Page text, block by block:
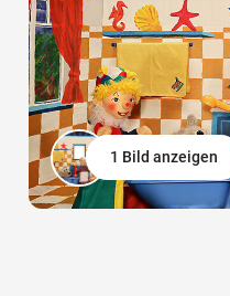
1 Bild anzeigen